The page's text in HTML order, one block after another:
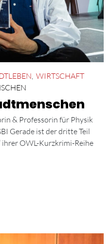
WIRTSCHAFT
& Professorin für Physik
Gerade ist der dritte Teil
ihrer OWL-Kurzkrimi-Reihe